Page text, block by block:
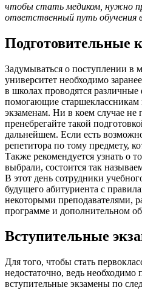
чтобы стать медиком, нужно
ответственный путь обучения
Подготовительные
Задумываться о поступлении в
университет необходимо
в школах проводятся различные
помогающие старшеклассникам
экзаменам. Ни в коем случае не
пренебрегайте такой
дальнейшем. Если есть
репетитора по тому предмету,
Также рекомендуется узнать о
выбрали, состоится так
В этот день сотрудники
будущего абитуриента с
некоторыми преподавателями,
программе и дополнительном
Вступительные
Для того, чтобы стать
недостаточно, ведь
вступительные экзамены по